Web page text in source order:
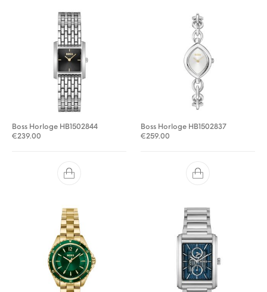
Boss Horloge HB1502844
€239.00
Boss Horloge HB1502837
€259.00